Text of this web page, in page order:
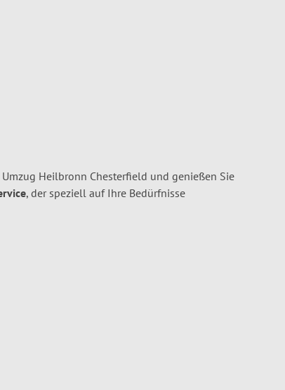
Heilbronn Chesterfield und genießen Sie
, der speziell auf Ihre Bedürfnisse